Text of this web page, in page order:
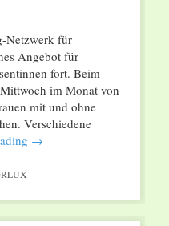
Netzwerk für
Angebot für
fort. Beim
im Monat von
mit und ohne
Verschiedene
→